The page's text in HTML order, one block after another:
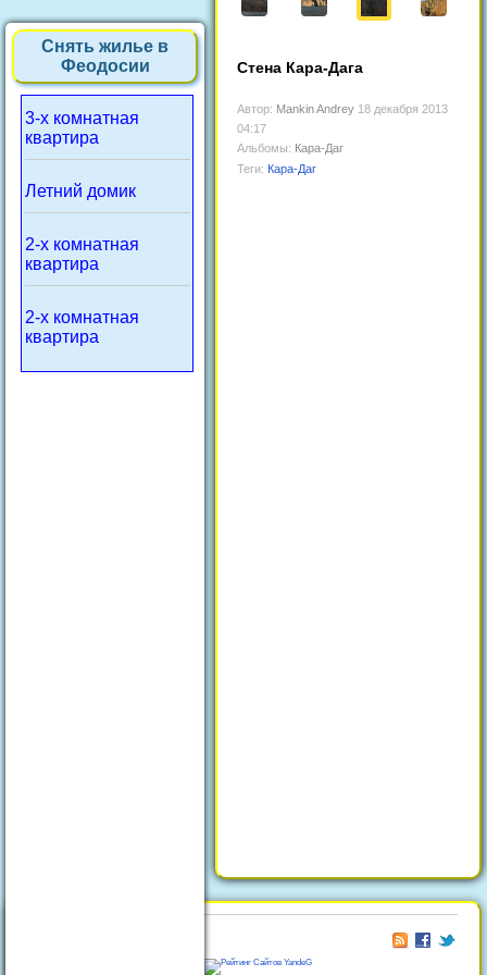
Снять жилье в
Феодосии
3-х комнатная
квартира
Летний домик
2-х комнатная
квартира
2-х комнатная
квартира
Стена Кара-Дага
Автор: Mankin Andrey 18 декабря 2013
04:17
Альбомы: Кара-Даг
Теги: Кара-Даг